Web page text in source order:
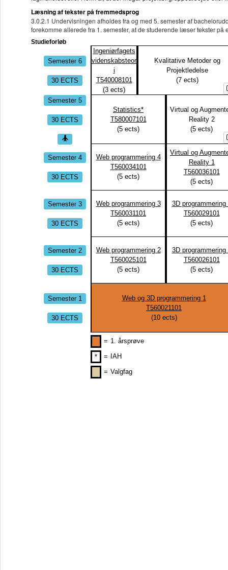
Læsning af tekster på fremmedsprog
3.0.2.1 Undervisningen afholdes fra og med 5. semester af
forekomme allerede fra 1. semester, at de studerende læser tekster
Studieforløb
Semester 6
30 ECTS
Ingeniørfagets
videnskabsteor
i
T540008101
(3 ects)
Kvalitative Metoder og
Projektledelse
(7 ects)
Semester 5
30 ECTS
Statistics*
T580007101
(5 ects)
Virtual og
Reality 2
(5 ects)
Semester 4
30 ECTS
Web programmering 4
T560034101
(5 ects)
Virtual og
Reality 1
T560036101
(5 ects)
Semester 3
30 ECTS
Web programmering 3
T560031101
(5 ects)
3D programmering
T560029101
(5 ects)
Semester 2
30 ECTS
Web programmering 2
T560025101
(5 ects)
3D programmering
T560026101
(5 ects)
Semester 1
30 ECTS
Web og 3D programmering 1
T560021101
(10ects)
= 1. årsprøve
* =
IAH
= Valgfag